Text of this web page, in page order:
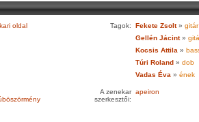
oldal
Tagok: Fekete Zsolt » gitár
Gellén Jácint »
Kocsis Attila »
Túri Roland » dob
Vadas Éva » ének
A zenekar
szerkesztői:
apeiron